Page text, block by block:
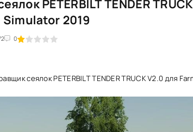
PETERBILT TENDER
2019
0
5
сеялок PETERBILT TENDER TRUCK V2.0 для